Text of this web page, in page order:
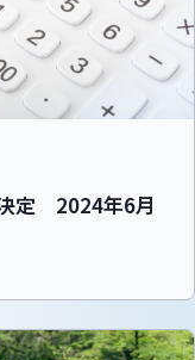
定 2024年6月